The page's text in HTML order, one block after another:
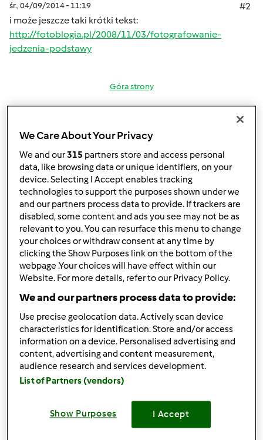
śr., 04/09/2014 - 11:19
#2
i może jeszcze taki krótki tekst:
http://fotoblogia.pl/2008/11/03/fotografowanie-
jedzenia-podstawy
Góra strony
aby dodawać
gabi49 Dołączył : 29.04.2011
śr., 04/09/2014 - 19:31
Dzięki Pippi za podpowiedź i skierowanie na bardzo
pięknych zdjęć potraw , jest dużo porad i ciekawych
wegetariańskich przepisów. Fajnie, że poruszyłas temat
jakości publikowanych zdjęć, ale jak mówi sama blogerka,
nie każdy musi być w tym dobry. To prawda, że nasze oczy
też "jedzą". Może Twój pomysł zaowocuje konkursem
fotografii dań świątecznych? MIXI, co sądzisz o takim
upiększeniu naszej przepisowni?
Góra strony
We Care About Your Privacy
We and our315 partners store and access personal
data, like browsing data or unique identifiers, on your
device. Selecting I Accept enables tracking
technologies to support the purposes shown under we
and our partners process data to provide. If trackers are
disabled, some content and ads you see may not be as
relevant to you. You can resurface this menu to change
your choices or withdraw consent at any time by
clicking the Show Purposes link on the bottom of the
webpage .Your choices will have effect within our
Website. For more details, refer to our Privacy Policy.
We and our partners process data to provide:
Use precise geolocation data. Actively scan device
characteristics for identification. Store and/or access
information on a device. Personalised advertising and
content, advertising and content measurement,
audience research and services development.
List of Partners (vendors)
Show Purposes I Accept